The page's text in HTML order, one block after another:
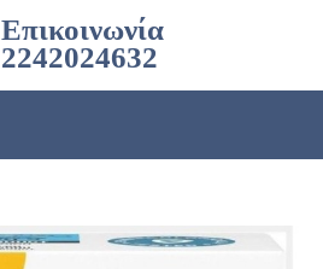
Επικοινωνία
2242024632